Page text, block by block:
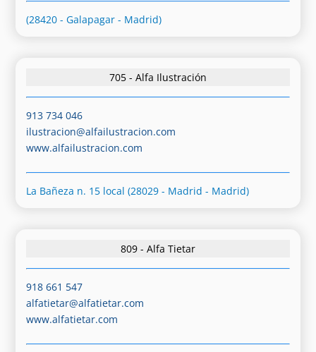
(28420 - Galapagar - Madrid)
705 - Alfa Ilustración
913 734 046
ilustracion@alfailustracion.com
www.alfailustracion.com
La Bañeza n. 15 local (28029 - Madrid - Madrid)
809 - Alfa Tietar
918 661 547
alfatietar@alfatietar.com
www.alfatietar.com